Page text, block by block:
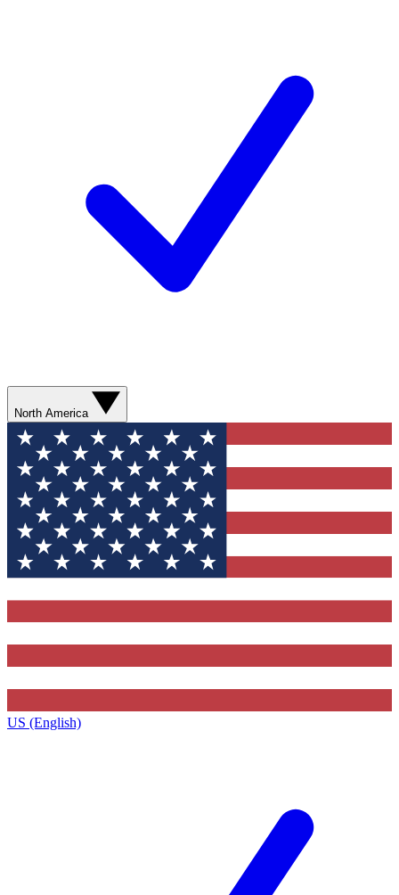
North America
US (English)